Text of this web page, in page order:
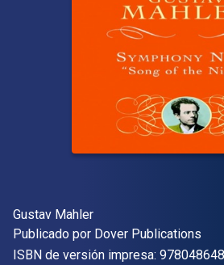
Autor(es)
Gustav Mahler
Editor
Publicado por Dover Publications
ISBN de versión impresa: